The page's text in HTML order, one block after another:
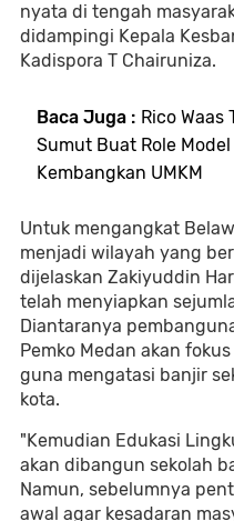
nyata di tengah
didampingi Kepala
Kadispora T Chairuniza.
Baca Juga : Rico Waas
Sumut Buat Role
Kembangkan UMKM
Untuk mengangkat
menjadi wilayah yang
dijelaskan Zakiyuddin
telah menyiapkan
Diantaranya
Pemko Medan akan
guna mengatasi banjir
kota.
"Kemudian Edukasi
akan dibangun sekolah
Namun, sebelumnya
awal agar kesadaran